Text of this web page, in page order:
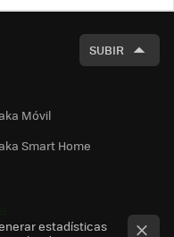
SUBIR
Móvil
Smart Home
estadísticas